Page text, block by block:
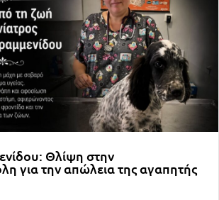
Θλίψη στην
για την απώλεια της αγαπητής